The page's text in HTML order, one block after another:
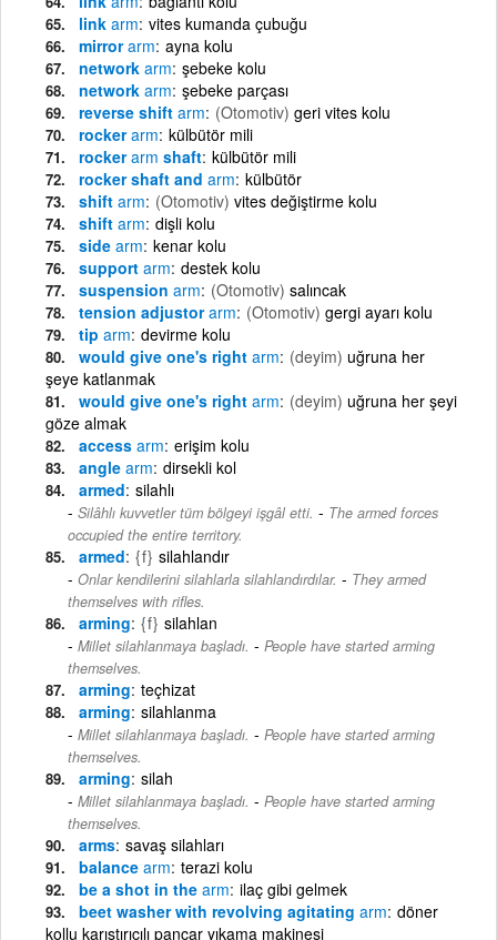
link arm vites kumanda çubuğu
mirrorarm ayna kolu
network arm şebeke kolu
network arm şebeke parçası
reverse shift arm (Otomotiv) geri vites kolu
rockerarm külbütör mili
rockerarm shaft külbütör mili
rocker shaft and arm külbütör
shift arm (Otomotiv) vites değiştirme kolu
shift arm dişli kolu
side arm kenar kolu
support arm destek kolu
suspension arm (Otomotiv) salıncak
tension adjustorarm (Otomotiv) gergi ayarı kolu
tip arm devirme kolu
would give one's right arm (deyim) uğruna her
şeye katlanmak
would give one's right arm (deyim) uğruna her şeyi
göze almak
access arm erişim kolu
angle arm dirsekli kol
armed silahlı
Silâhlı kuvvetler tüm bölgeyi işgâl etti. - The armed forces
occupied the entire territory.
armed {f} silahlandır
Onlar kendilerini silahlarla silahlandırdılar. - They armed
themselves with rifles.
arming {f} silahlan
Millet silahlanmaya başladı. - People have started arming
themselves.
arming teçhizat
arming silahlanma
Millet silahlanmaya başladı. - People have started arming
themselves.
arming silah
Millet silahlanmaya başladı. - People have started arming
themselves.
arms savaş silahları
balance arm terazi kolu
be a shot in the arm ilaç gibi gelmek
beet washer with revolving agitating arm döner
kollu karıştırıcılı pancar yıkama makinesi